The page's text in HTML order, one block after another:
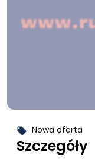
Szczegóły
local_offer Nowa oferta